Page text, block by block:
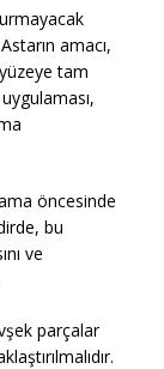
amacı,
tam
öncesinde
bu
ve
parçalar